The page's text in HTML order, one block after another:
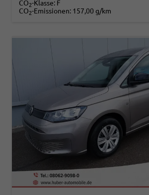
CO2-Klasse: F
CO2-Emissionen: 157,00 g/km